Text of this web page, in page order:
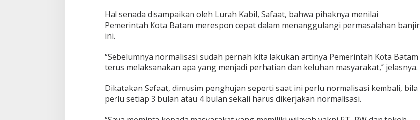
u
n
g
Hal senada disampaikan oleh Lurah Kabil, Safaat, bahwa pihaknya menilai
Pemerintah Kota Batam merespon cepat dalam menanggulangi permasalahan banjir
ini.
“Sebelumnya normalisasi sudah pernah kita lakukan artinya Pemerintah Kota Batam
terus melaksanakan apa yang menjadi perhatian dan keluhan masyarakat,” jelasnya.
Dikatakan Safaat, dimusim penghujan seperti saat ini perlu normalisasi kembali, bila
perlu setiap 3 bulan atau 4 bulan sekali harus dikerjakan normalisasi.